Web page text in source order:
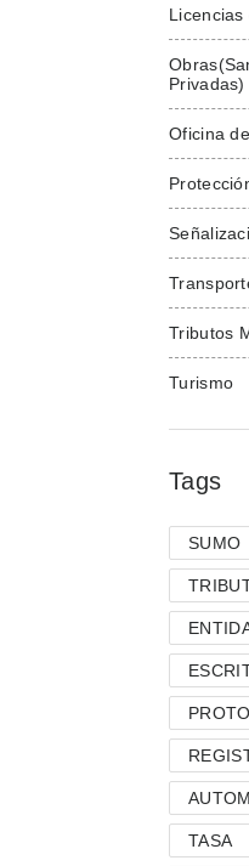
Privadas)
Oficina
Tributos
Turismo
Tags
SUMO
TASA